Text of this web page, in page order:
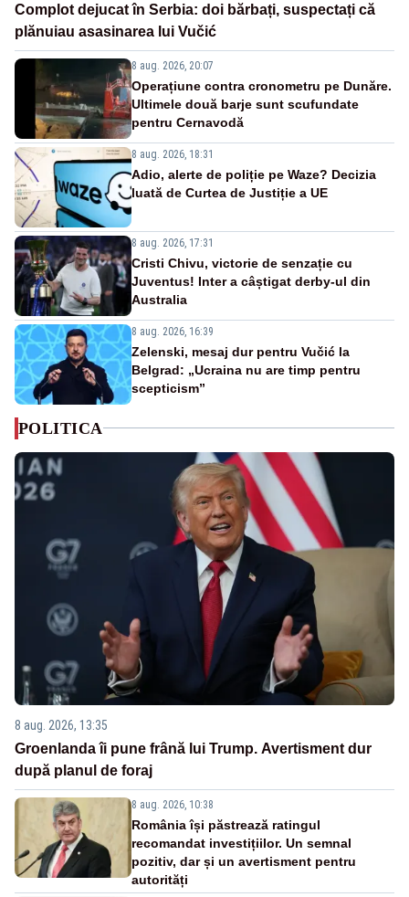
Complot dejucat în Serbia: doi bărbați, suspectați că
plănuiau asasinarea lui Vučić
8 aug. 2026, 20:07
Operațiune contra cronometru pe Dunăre.
Ultimele două barje sunt scufundate
pentru Cernavodă
8 aug. 2026, 18:31
Adio, alerte de poliție pe Waze? Decizia
luată de Curtea de Justiție a UE
8 aug. 2026, 17:31
Cristi Chivu, victorie de senzație cu
Juventus! Inter a câștigat derby-ul din
Australia
8 aug. 2026, 16:39
Zelenski, mesaj dur pentru Vučić la
Belgrad: „Ucraina nu are timp pentru
scepticism”
POLITICA
8 aug. 2026, 13:35
Groenlanda îi pune frână lui Trump. Avertisment dur
după planul de foraj
8 aug. 2026, 10:38
România își păstrează ratingul
recomandat investițiilor. Un semnal
pozitiv, dar și un avertisment pentru
autorități